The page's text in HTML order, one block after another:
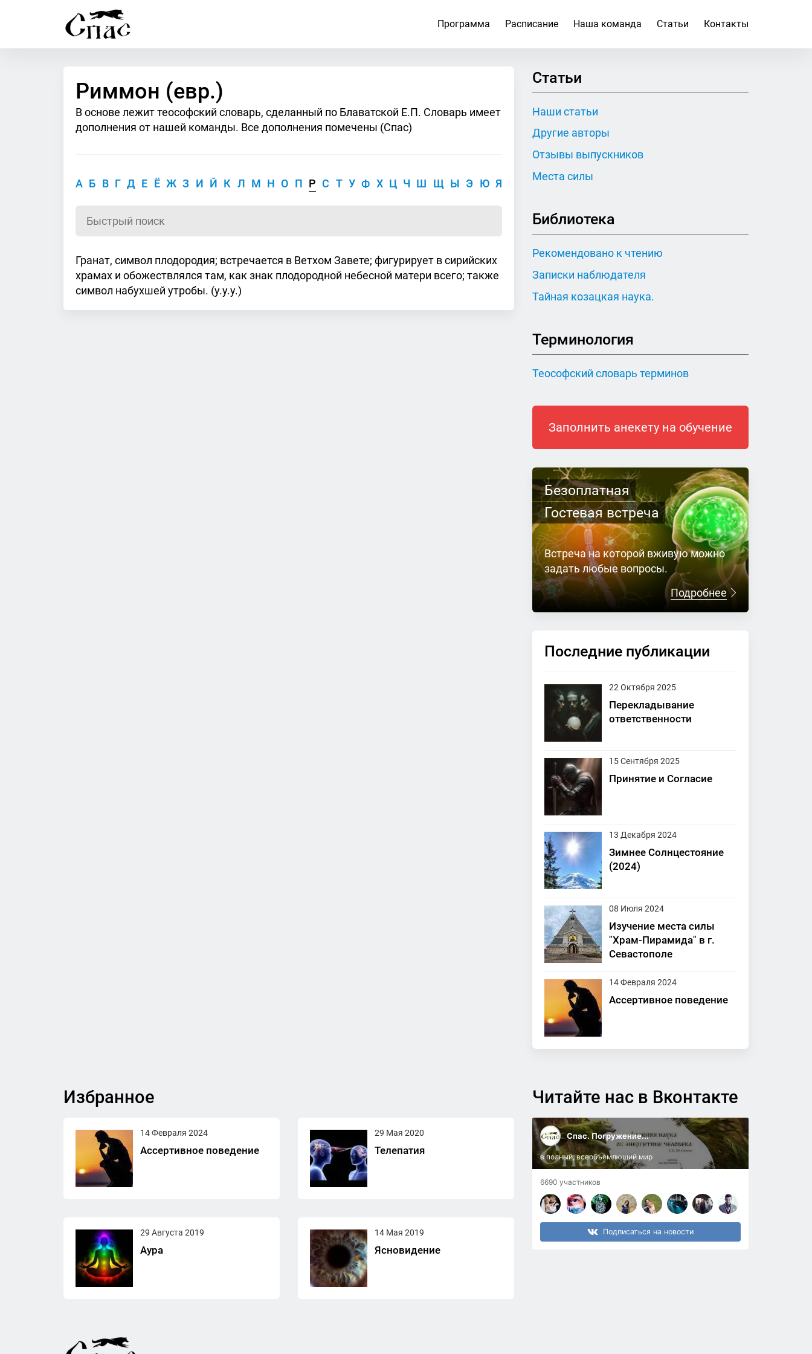
Программа Расписание Наша команда Статьи Контакты
Риммон (евр.)
В основе лежит теософский словарь, сделанный по Блаватской Е.П. Словарь имеет
дополнения от нашей команды. Все дополнения помечены (Спас)
А Б В Г Д Е Ё Ж З И Й К Л М Н О П Р С Т У Ф Х Ц Ч Ш Щ Ы Э Ю Я
Гранат, символ плодородия; встречается в Ветхом Завете; фигурирует в сирийских
храмах и обожествлялся там, как знак плодородной небесной матери всего; также
символ набухшей утробы. (у.у.у.)
Статьи
Наши статьи
Другие авторы
Отзывы выпускников
Места силы
Библиотека
Рекомендовано к чтению
Записки наблюдателя
Тайная козацкая наука.
Терминология
Теософский словарь терминов
Заполнить анекету на обучение
Безоплатная
Гостевая встреча
Встреча на которой вживую можно
задать любые вопросы.
Подробнее
Последние публикации
22 Октября 2025
Перекладывание
ответственности
15 Сентября 2025
Принятие и Согласие
13 Декабря 2024
Зимнее Солнцестояние
(2024)
08 Июля 2024
Изучение места силы
"Храм-Пирамида" в г.
Севастополе
14 Февраля 2024
Ассертивное поведение
Избранное
14 Февраля 2024
Ассертивное поведение
29 Мая 2020
Телепатия
29 Августа 2019
Аура
14 Мая 2019
Ясновидение
Читайте нас в Вконтакте
Спас. Погружение...
в полный, всеобъемлющий мир
6690 участников
Подписаться на новости